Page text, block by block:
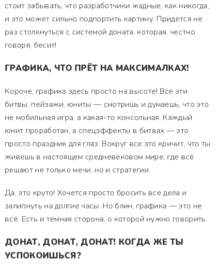
стоит забывать, что разработчики жадные, как никогда,
и это может сильно подпортить картину. Придется не
раз столкнуться с системой доната, которая, честно
говоря, бесит!
ГРАФИКА, ЧТО ПРЁТ НА МАКСИМАЛКАХ!
Короче, графика здесь просто на высоте! Все эти
битвы, пейзажи, юниты — смотришь и думаешь, что это
не мобильная игра, а какая-то консольная. Каждый
юнит проработан, а спецэффекты в битвах — это
просто праздник для глаз. Вокруг все это кричит, что ты
живешь в настоящем средневековом мире, где всё
решают не только мечи, но и стратегии.
Да, это круто! Хочется просто бросить все дела и
залипнуть на долгие часы. Но блин, графика — это не
всё. Есть и темная сторона, о которой нужно говорить.
ДОНАТ, ДОНАТ, ДОНАТ! КОГДА ЖЕ ТЫ
УСПОКОИШЬСЯ?